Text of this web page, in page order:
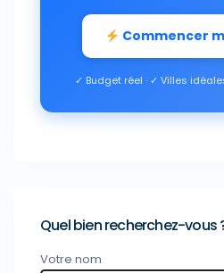
Commencer
✓ Budget réel · ✓ Villes
Quel bien recherchez-vous
Votre nom